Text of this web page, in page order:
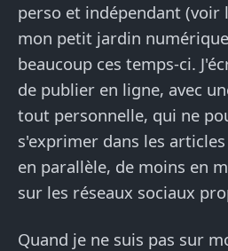
perso et indépendant (voir
mon petit jardin
beaucoup ces temps-ci.
de publier en ligne, avec
tout personnelle, qui ne
s'exprimer dans les articles
en parallèle, de moins en
sur les réseaux sociaux
Quand je ne suis pas sur